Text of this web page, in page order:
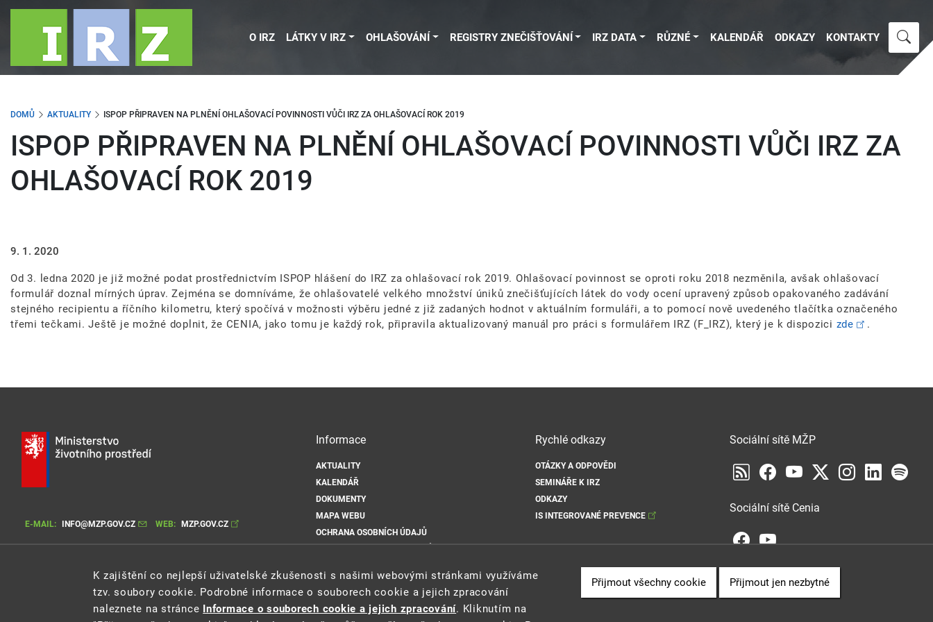
Přejít
O IRZ LÁTKY V IRZ OHLAŠOVÁNÍ REGISTRY ZNEČIŠŤOVÁNÍ IRZ DATA RŮZNÉ KALENDÁŘ ODKAZY KONTAKTY
DOMŮ AKTUALITY ISPOP PŘIPRAVEN NA PLNĚNÍ OHLAŠOVACÍ POVINNOSTI VŮČI IRZ ZA OHLAŠOVACÍ ROK 2019
ISPOP PŘIPRAVEN NA PLNĚNÍ OHLAŠOVACÍ POVINNOSTI VŮČI IRZ ZA
OHLAŠOVACÍ ROK 2019
9. 1. 2020
Od 3. ledna 2020 je již možné podat prostřednictvím ISPOP hlášení do IRZ za ohlašovací rok 2019. Ohlašovací povinnost se oproti roku 2018 nezměnila, avšak ohlašovací
formulář doznal mírných úprav. Zejména se domníváme, že ohlašovatelé velkého množství úniků znečišťujících látek do vody ocení upravený způsob opakovaného zadávání
stejného recipientu a říčního kilometru, který spočívá v možnosti výběru jedné z již zadaných hodnot v aktuálním formuláři, a to pomocí nově uvedeného tlačítka označeného
třemi tečkami. Ještě je možné doplnit, že CENIA, jako tomu je každý rok, připravila aktualizovaný manuál pro práci s formulářem IRZ (F_IRZ), který je k dispozici zde .
E-MAIL: INFO@MZP.GOV.CZ WEB: MZP.GOV.CZ
Informace
AKTUALITY
KALENDÁŘ
DOKUMENTY
MAPA WEBU
OCHRANA OSOBNÍCH ÚDAJŮ
Rychlé odkazy
OTÁZKY A ODPOVĚDI
SEMINÁŘE K IRZ
ODKAZY
IS INTEGROVANÉ PREVENCE
Sociální sítě MŽP
Sociální sítě Cenia
K zajištění co nejlepší uživatelské zkušenosti s našimi webovými stránkami využíváme
tzv. soubory cookie. Podrobné informace o souborech cookie a jejich zpracování
naleznete na stránce Informace o souborech cookie a jejich zpracování. Kliknutím na
Přijmout všechny cookie Přijmout jen nezbytné